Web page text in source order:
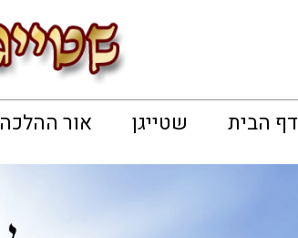
דף הבית שטייגן אור ההלכה